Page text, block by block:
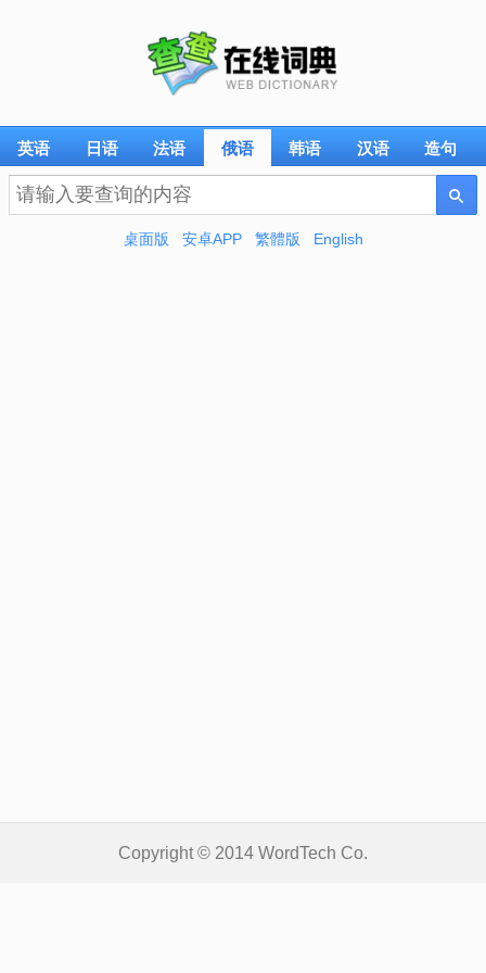
英语 日语 法语 俄语 韩语 汉语 造句
桌面版 安卓APP 繁體版 English
Copyright © 2014 WordTech Co.